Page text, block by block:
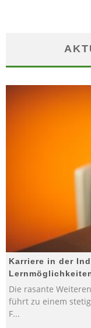
Karriere in der
Die rasante
führt zu einem
F...